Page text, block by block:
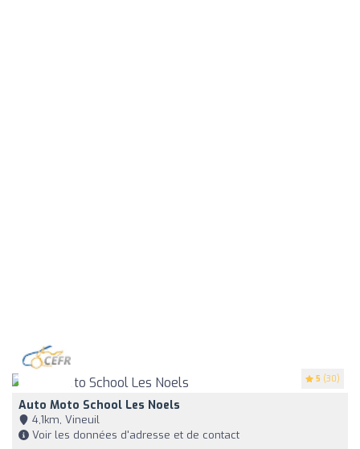
5 (30)
Auto Moto School Les Noels
4,1km, Vineuil
Voir les données d'adresse et de contact